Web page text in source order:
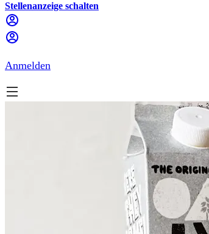
Stellenanzeige schalten
Anmelden